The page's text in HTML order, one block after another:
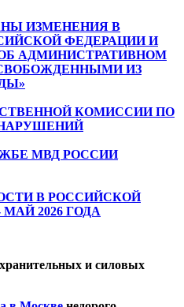
ИЗМЕНЕНИЯ В
ФЕДЕРАЦИИ И
АДМИНИСТРАТИВНОМ
ИЗ
КОМИССИИ ПО
МВД РОССИИ
В РОССИЙСКОЙ
2026 ГОДА
и силовых